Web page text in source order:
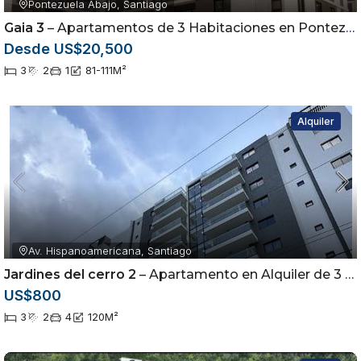
Pontezuela Abajo, Santiago
Gaia 3 – Apartamentos de 3 Habitaciones en Pontezuela | Airbnb Friendly
Desde US$20,500
3 2 1 81-111M²
Alquiler
Av. Hispanoamericana, Santiago
Jardines del cerro 2 – Apartamento en Alquiler de 3 Habitaciones | Torre con Piscina |
US$800
3 2 4 120M²